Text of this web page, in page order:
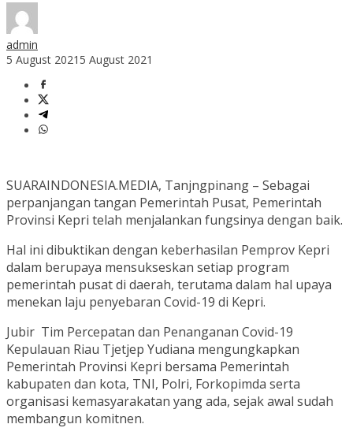
admin
5 August 2021 5 August 2021
SUARAINDONESIA.MEDIA, Tanjngpinang – Sebagai
perpanjangan tangan Pemerintah Pusat, Pemerintah
Provinsi Kepri telah menjalankan fungsinya dengan baik.
Hal ini dibuktikan dengan keberhasilan Pemprov Kepri
dalam berupaya mensukseskan setiap program
pemerintah pusat di daerah, terutama dalam hal upaya
menekan laju penyebaran Covid-19 di Kepri.
Jubir Tim Percepatan dan Penanganan Covid-19
Kepulauan Riau Tjetjep Yudiana mengungkapkan
Pemerintah Provinsi Kepri bersama Pemerintah
kabupaten dan kota, TNI, Polri, Forkopimda serta
organisasi kemasyarakatan yang ada, sejak awal sudah
membangun komitnen.